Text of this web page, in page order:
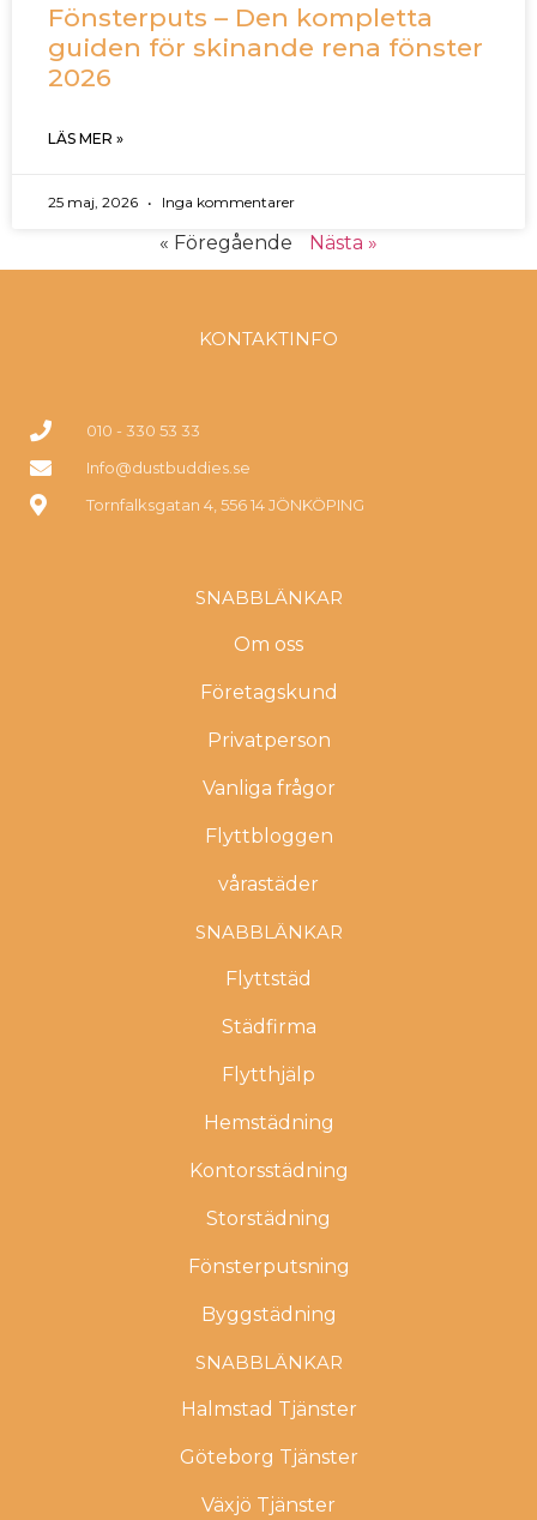
Fönsterputs – Den kompletta
guiden för skinande rena fönster
2026
LÄS MER »
25 maj, 2026 Inga kommentarer
« Föregående Nästa »
KONTAKTINFO
010 - 330 53 33
Info@dustbuddies.se
Tornfalksgatan 4, 556 14 JÖNKÖPING
SNABBLÄNKAR
Om oss
Företagskund
Privatperson
Vanliga frågor
Flyttbloggen
vårastäder
SNABBLÄNKAR
Flyttstäd
Städfirma
Flytthjälp
Hemstädning
Kontorsstädning
Storstädning
Fönsterputsning
Byggstädning
SNABBLÄNKAR
Halmstad Tjänster
Göteborg Tjänster
Växjö Tjänster